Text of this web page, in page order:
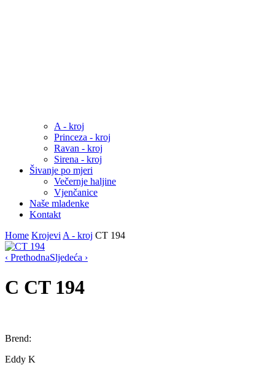
A - kroj
Princeza - kroj
Ravan - kroj
Sirena - kroj
Šivanje po mjeri
Večernje haljine
Vjenčanice
Naše mladenke
Kontakt
Home Krojevi A - kroj CT 194
‹ PrethodnaSljedeća ›
C CT 194
Brend:
Eddy K